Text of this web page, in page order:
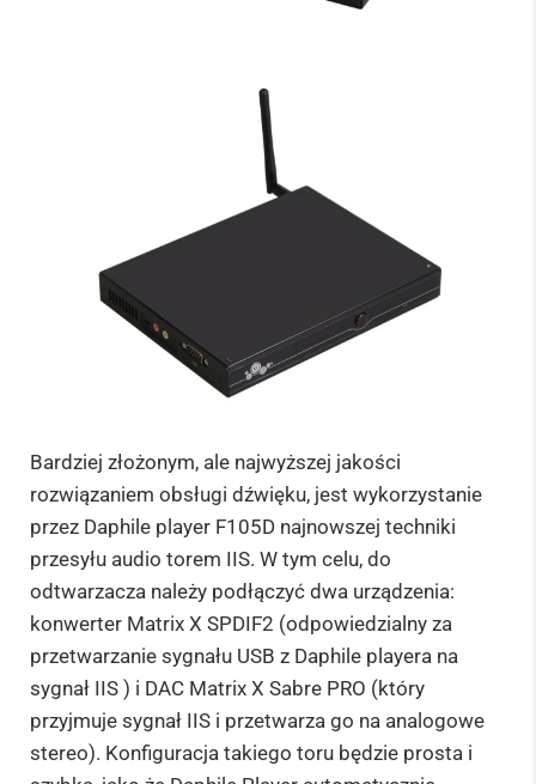
Bardziej złożonym, ale najwyższej jakości
rozwiązaniem obsługi dźwięku, jest wykorzystanie
przez Daphile player F105D najnowszej techniki
przesyłu audio torem IIS. W tym celu, do
odtwarzacza należy podłączyć dwa urządzenia:
konwerter Matrix X SPDIF2 (odpowiedzialny za
przetwarzanie sygnału USB z Daphile playera na
sygnał IIS ) i DAC Matrix X Sabre PRO (który
przyjmuje sygnał IIS i przetwarza go na analogowe
stereo). Konfiguracja takiego toru będzie prosta i